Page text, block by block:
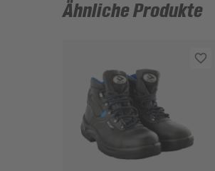
Ähnliche Produkte